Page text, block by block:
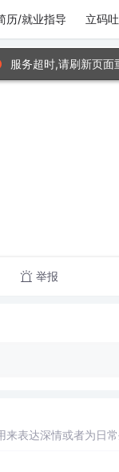
历/就业指导 立码
举报
表达深情或者为日常
服务超时,请刷新页面